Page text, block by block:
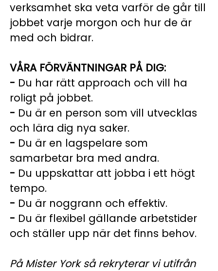
verksamhet ska veta varför de går till
jobbet varje morgon och hur de är
med och bidrar.
VÅRA FÖRVÄNTNINGAR PÅ DIG:
- Du har rätt approach och vill ha
roligt på jobbet.
- Du är en person som vill utvecklas
och lära dig nya saker.
- Du är en lagspelare som
samarbetar bra med andra.
- Du uppskattar att jobba i ett högt
tempo.
- Du är noggrann och effektiv.
- Du är flexibel gällande arbetstider
och ställer upp när det finns behov.
På Mister York så rekryterar vi utifrån